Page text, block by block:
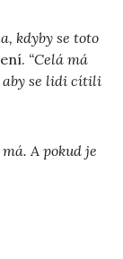
kdyby se toto
“Celá má
aby se lidi cítili
A pokud je